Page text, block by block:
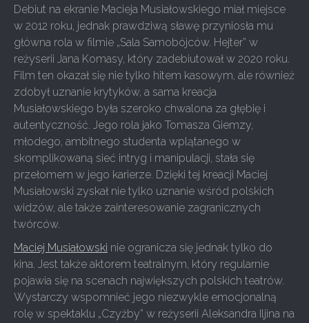
Debiut na ekranie Macieja Musiałowskiego miał miejsce
w 2012 roku, jednak prawdziwą sławę przyniosła mu
główna rola w filmie „Sala Samobójców. Hejter” w
reżyserii Jana Komasy, który zadebiutował w 2020 roku.
Film ten okazał się nie tylko hitem kasowym, ale również
zdobył uznanie krytyków, a sama kreacja
Musiałowskiego była szeroko chwalona za głębię i
autentyczność. Jego rola jako Tomasza Giemzy,
młodego, ambitnego studenta wplątanego w
skomplikowaną sieć intryg i manipulacji, stała się
przełomem w jego karierze. Dzięki tej kreacji Maciej
Musiałowski zyskał nie tylko uznanie wśród polskich
widzów, ale także zainteresowanie zagranicznych
twórców.
Maciej Musiałowski nie ogranicza się jednak tylko do
kina. Jest także aktorem teatralnym, który regularnie
pojawia się na scenach największych polskich teatrów.
Wystarczy wspomnieć jego niezwykle emocjonalną
rolę w spektaklu „Czyżby” w reżyserii Aleksandra Iljina na